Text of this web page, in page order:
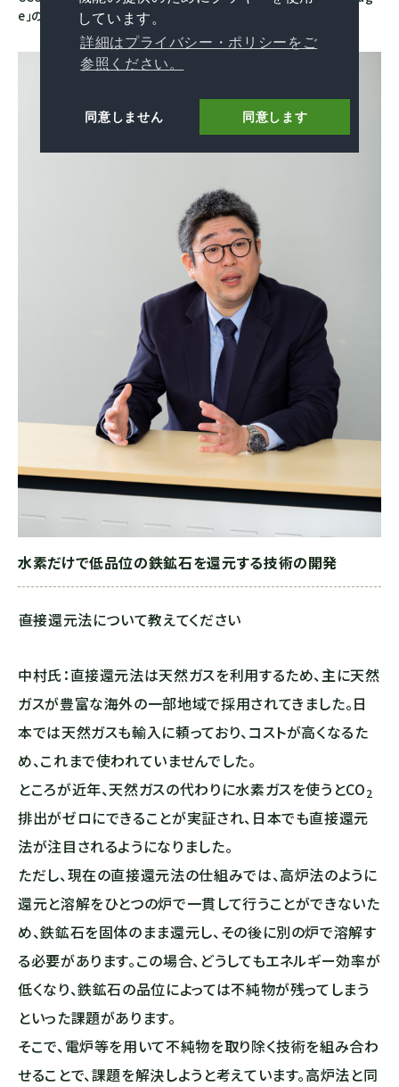
しています。
詳細はプライバシー・ポリシーをご
参照ください。
同意しません 同意します
e」の略で、分離・貯留したCO
水素だけで低品位の鉄鉱石を還元する技術の開発
――直接還元法について教えてください
中村氏：直接還元法は天然ガスを利用するため、主に天然
ガスが豊富な海外の一部地域で採用されてきました。日
本では天然ガスも輸入に頼っており、コストが高くなるた
め、これまで使われていませんでした。
ところが近年、天然ガスの代わりに水素ガスを使うとCO2
排出がゼロにできることが実証され、日本でも直接還元
法が注目されるようになりました。
ただし、現在の直接還元法の仕組みでは、高炉法のように
還元と溶解をひとつの炉で一貫して行うことができないた
め、鉄鉱石を固体のまま還元し、その後に別の炉で溶解す
る必要があります。この場合、どうしてもエネルギー効率が
低くなり、鉄鉱石の品位によっては不純物が残ってしまう
といった課題があります。
そこで、電炉等を用いて不純物を取り除く技術を組み合わ
せることで、課題を解決しようと考えています。高炉法と同